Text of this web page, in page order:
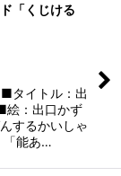
「くじける
タイトル：出
絵：出口かず
するかいしゃ
「能あ…